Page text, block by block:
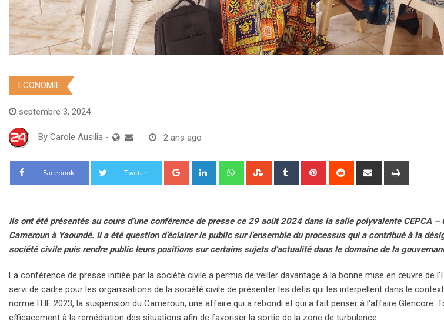
ECONOMIE
septembre 3, 2024
By Carole Ausilia - 2 ans ago
Facebook Twitter Google+ LinkedIn WhatsappStumbleUpon
Tumblr Pinterest Reddit
Share
Ils ont été présentés au cours d’une conférence de presse ce 29 août 2024 dans la salle polyvalente CEPCA
Cameroun à Yaoundé. Il a été question d’éclairer le public sur l’ensemble du processus qui a contribué à la
société civile puis rendre public leurs positions sur certains sujets d’actualité dans le domaine de la
La conférence de presse initiée par la société civile a permis de veiller davantage à la bonne mise en œuvre de
servi de cadre pour les organisations de la société civile de présenter les défis qui les interpellent dans le
norme ITIE 2023, la suspension du Cameroun, une affaire qui a rebondi et qui a fait penser à l’affaire Glencore.
efficacement à la remédiation des situations afin de favoriser la sortie de la zone de turbulence.